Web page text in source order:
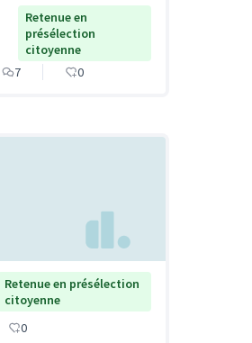
Retenue en
présélection
citoyenne
7 0
Retenue en présélection
citoyenne
0